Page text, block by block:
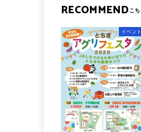
RECOMMEND
イベント